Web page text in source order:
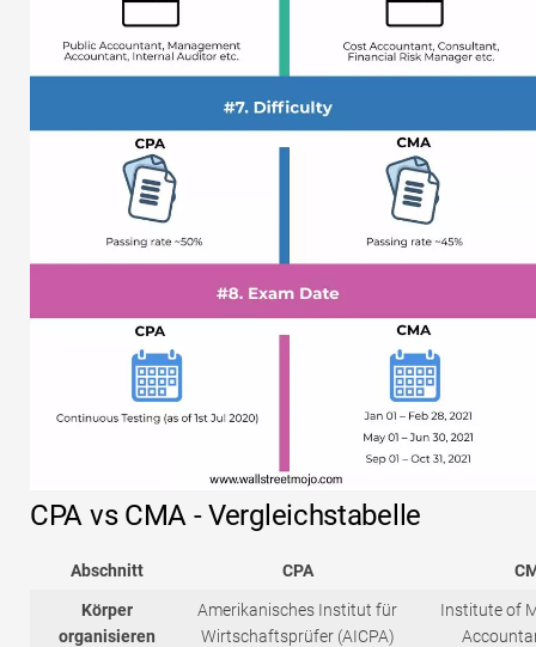
CPA vs CMA - Vergleichstabelle
Abschnitt CPA
Körper
organisieren
Amerikanisches Institut für
Wirtschaftsprüfer (AICPA)
Institute of